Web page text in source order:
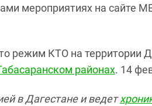
мероприятиях на сайте
режим КТО на территории
районах. 14
в Дагестане и ведет